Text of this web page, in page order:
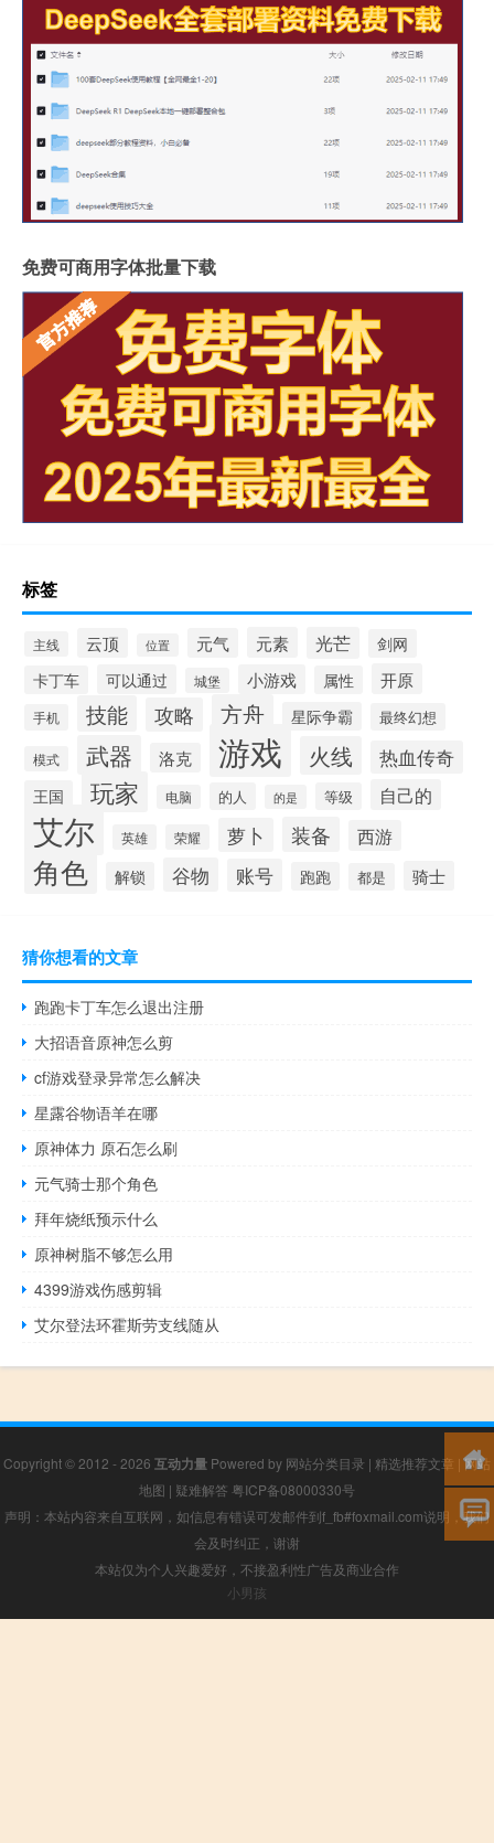
免费可商用字体批量下载
标签
主线 云顶 位置 元气 元素 光芒
剑网
卡丁车
可以通过 城堡 小游戏 属性 开原
手机 技能 攻略 方舟 星际争霸 最终幻想
模式 武器 洛克 游戏 火线 热血传奇
王国 玩家 电脑 的人 的是 等级 自己的
艾尔 英雄 荣耀 萝卜 装备 西游
角色 解锁 谷物 账号 跑跑 都是 骑士
猜你想看的文章
跑跑卡丁车怎么退出注册
大招语音原神怎么剪
cf游戏登录异常怎么解决
星露谷物语羊在哪
原神体力 原石怎么刷
元气骑士那个角色
拜年烧纸预示什么
原神树脂不够怎么用
4399游戏伤感剪辑
艾尔登法环霍斯劳支线随从
Copyright © 2012 - 2026 互动力量 Powered by 网站分类目录 | 精选推荐文章 |网站
地图 | 疑难解答 粤ICP备08000330号
声明：本站内容来自互联网，如信息有错误可发邮件到f_fb#foxmail.com说明，我们
会及时纠正，谢谢
本站仅为个人兴趣爱好，不接盈利性广告及商业合作
小男孩